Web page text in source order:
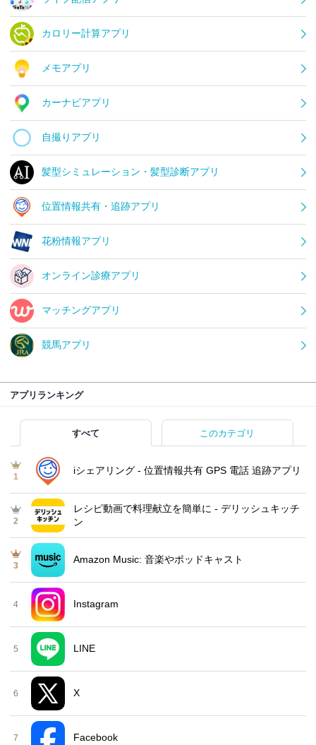
カロリー計算アプリ
メモアプリ
カーナビアプリ
自撮りアプリ
髪型シミュレーション・髪型診断アプリ
位置情報共有・追跡アプリ
花粉情報アプリ
オンライン診療アプリ
マッチングアプリ
競馬アプリ
アプリランキング
すべて このカテゴリ
1
iシェアリング - 位置情報共有 GPS 電話 追跡アプリ
2
レシピ動画で料理献立を簡単‪に - デリッシュキッチ
ン
3
Amazon Music: 音楽やポッドキャスト
4 Instagram
5 LINE
6 X
7 Facebook